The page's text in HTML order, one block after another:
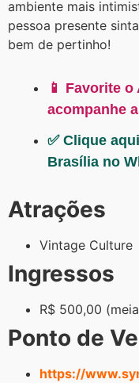
ambiente mais
pessoa presente
bem de pertinho!
📱 Favorite
acompanhe
✅ Clique
Brasília no
Atrações
Vintage Culture
Ingressos
R$ 500,00
Ponto de
https://